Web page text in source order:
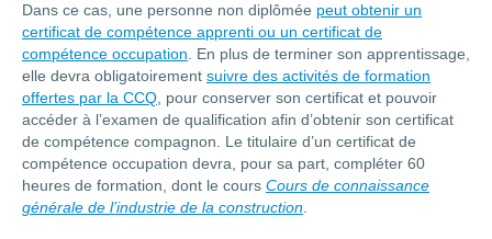
Dans ce cas, une personne non diplômée peut obtenir un
certificat de compétence apprenti ou un certificat de
compétence occupation . En plus de terminer son apprentissage,
elle devra obligatoirement suivre des activités de formation
offertes par la CCQ , pour conserver son certificat et pouvoir
accéder à l’examen de qualification afin d’obtenir son certificat
de compétence compagnon. Le titulaire d’un certificat de
compétence occupation devra, pour sa part, compléter 60
heures de formation, dont le cours Cours de connaissance
générale de l’industrie de la construction